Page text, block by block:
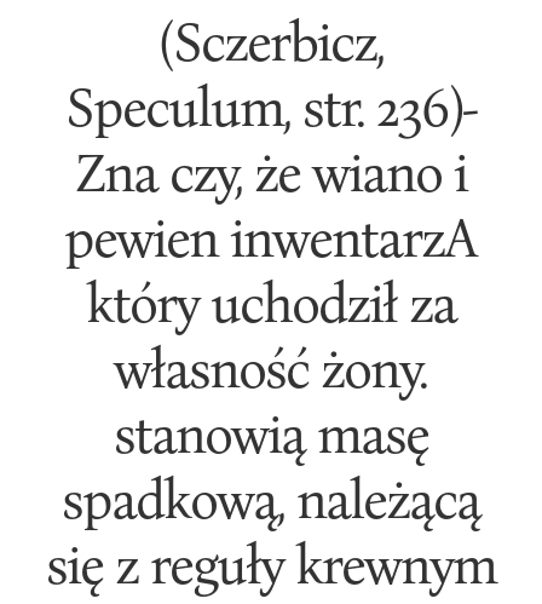
(Sczerbicz,
Speculum, str. 236)-
Zna czy, że wiano i
pewien inwentarzA
który uchodził za
własność żony.
stanowią masę
spadkową, należącą
się z reguły krewnym